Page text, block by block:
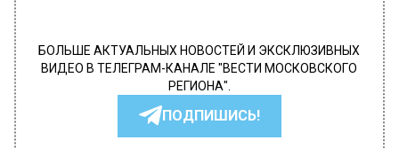
БОЛЬШЕ АКТУАЛЬНЫХ НОВОСТЕЙ И ЭКСКЛЮЗИВНЫХ
ВИДЕО В ТЕЛЕГРАМ-КАНАЛЕ "ВЕСТИ МОСКОВСКОГО
РЕГИОНА".
ПОДПИШИСЬ!